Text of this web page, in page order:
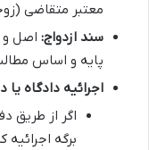
معتبر متقاضی
سند ازدواج: اصل و
پایه و اساس
اجرائیه دادگاه
اگر از طریق
برگه